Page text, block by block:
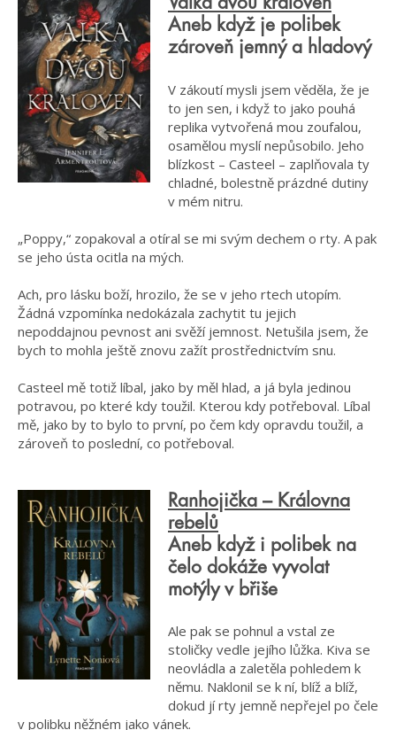
Aneb když je polibek
zároveň jemný a hladový
V zákoutí mysli jsem věděla, že je
to jen sen, i když to jako pouhá
replika vytvořená mou zoufalou,
osamělou myslí nepůsobilo. Jeho
blízkost – Casteel – zaplňovala ty
chladné, bolestně prázdné dutiny
v mém nitru.
„Poppy,“ zopakoval a otíral se mi svým dechem o rty. A pak
se jeho ústa ocitla na mých.
Ach, pro lásku boží, hrozilo, že se v jeho rtech utopím.
Žádná vzpomínka nedokázala zachytit tu jejich
nepoddajnou pevnost ani svěží jemnost. Netušila jsem, že
bych to mohla ještě znovu zažít prostřednictvím snu.
Casteel mě totiž líbal, jako by měl hlad, a já byla jedinou
potravou, po které kdy toužil. Kterou kdy potřeboval. Líbal
mě, jako by to bylo to první, po čem kdy opravdu toužil, a
zároveň to poslední, co potřeboval.
Ranhojička – Královna
rebelů
Aneb když i polibek na
čelo dokáže vyvolat
motýly v břiše
Ale pak se pohnul a vstal ze
stoličky vedle jejího lůžka. Kiva se
neovládla a zaletěla pohledem k
němu. Naklonil se k ní, blíž a blíž,
dokud jí rty jemně nepřejel po čele
v polibku něžném jako vánek.